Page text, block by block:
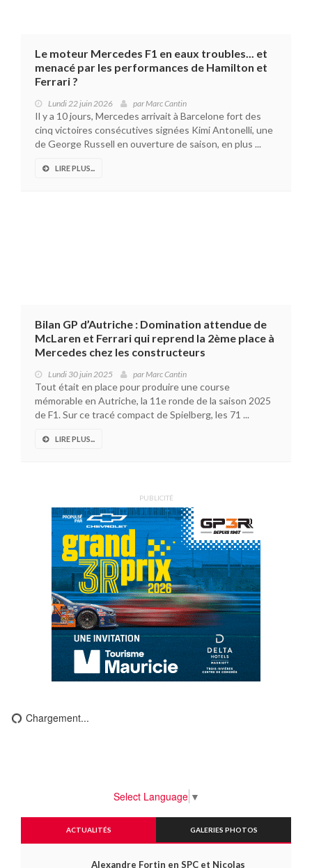
Le moteur Mercedes F1 en eaux troubles... et
menacé par les performances de Hamilton et
Ferrari ?
Lundi 22 juin 2026 parMarc Cantin
Il y a 10 jours, Mercedes arrivait à Barcelone fort des
cinq victoires consécutives signées Kimi Antonelli, une
de George Russell en ouverture de saison, en plus ...
LIRE PLUS...
Bilan GP d’Autriche : Domination attendue de
McLaren et Ferrari qui reprend la 2ème place à
Mercedes chez les constructeurs
Lundi 30 juin 2025 parMarc Cantin
Tout était en place pour produire une course
mémorable en Autriche, la 11e ronde de la saison 2025
de F1. Sur ce tracé compact de Spielberg, les 71 ...
LIRE PLUS...
PUBLICITÉ
Chargement...
Select Language ▼
ACTUALITÉS GALERIES PHOTOS
Alexandre Fortin en SPC et Nicolas